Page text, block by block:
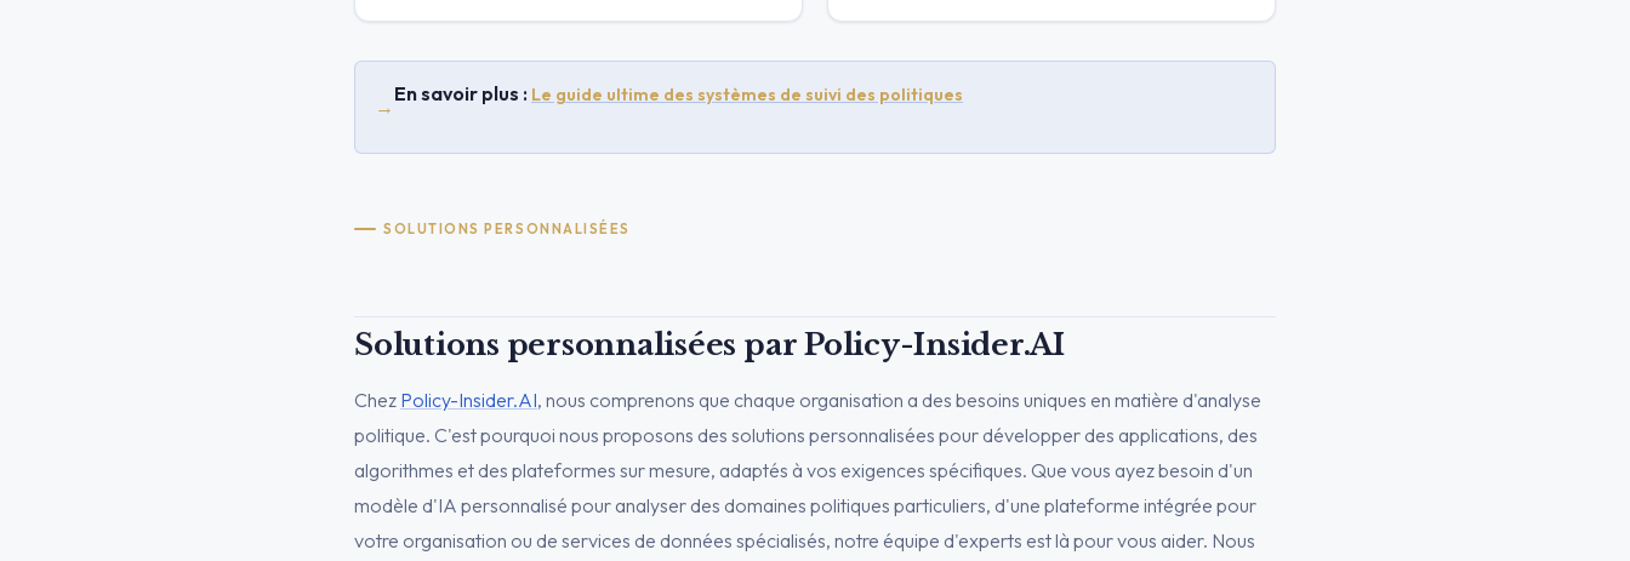
→
En savoir plus : Le guide ultime des systèmes de suivi des politiques
SOLUTIONS PERSONNALISÉES
Solutions personnalisées par Policy-Insider.AI
Chez Policy-Insider.AI, nous comprenons que chaque organisation a des besoins uniques en matière d'analyse
politique. C'est pourquoi nous proposons des solutions personnalisées pour développer des applications, des
algorithmes et des plateformes sur mesure, adaptés à vos exigences spécifiques. Que vous ayez besoin d'un
modèle d'IA personnalisé pour analyser des domaines politiques particuliers, d'une plateforme intégrée pour
votre organisation ou de services de données spécialisés, notre équipe d'experts est là pour vous aider. Nous